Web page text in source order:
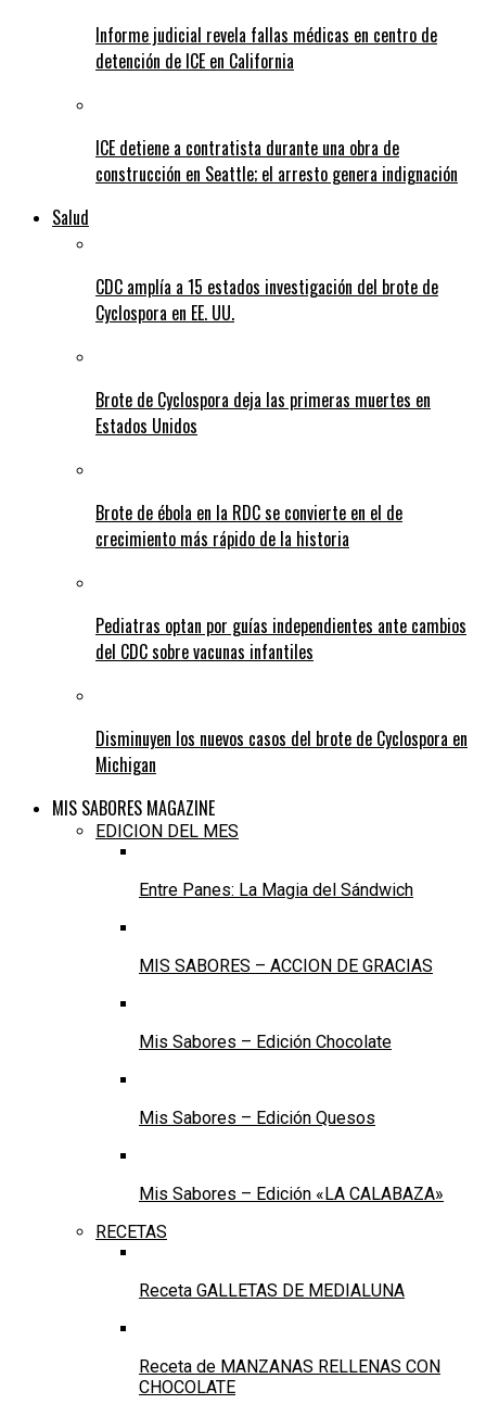
Informe judicial revela fallas médicas en centro de
detención de ICE en California
ICE detiene a contratista durante una obra de
construcción en Seattle; el arresto genera indignación
Salud
CDC amplía a 15 estados investigación del brote de
Cyclospora en EE. UU.
Brote de Cyclospora deja las primeras muertes en
Estados Unidos
Brote de ébola en la RDC se convierte en el de
crecimiento más rápido de la historia
Pediatras optan por guías independientes ante cambios
del CDC sobre vacunas infantiles
Disminuyen los nuevos casos del brote de Cyclospora en
Michigan
MIS SABORES MAGAZINE
EDICION DEL MES
Entre Panes: La Magia del Sándwich
MIS SABORES – ACCION DE GRACIAS
Mis Sabores – Edición Chocolate
Mis Sabores – Edición Quesos
Mis Sabores – Edición «LA CALABAZA»
RECETAS
Receta GALLETAS DE MEDIALUNA
Receta de MANZANAS RELLENAS CON
CHOCOLATE